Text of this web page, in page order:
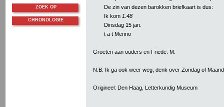
De zin van dezen barokken briefkaart is dus:
Ik kom 1.48
Dinsdag 15 jan.
t a t Menno
Groeten aan ouders en Friede. M.
N.B. Ik ga ook weer weg; denk over Zondag of
Origineel: Den Haag, Letterkundig Museum
ZOEK OP
CHRONOLOGIE